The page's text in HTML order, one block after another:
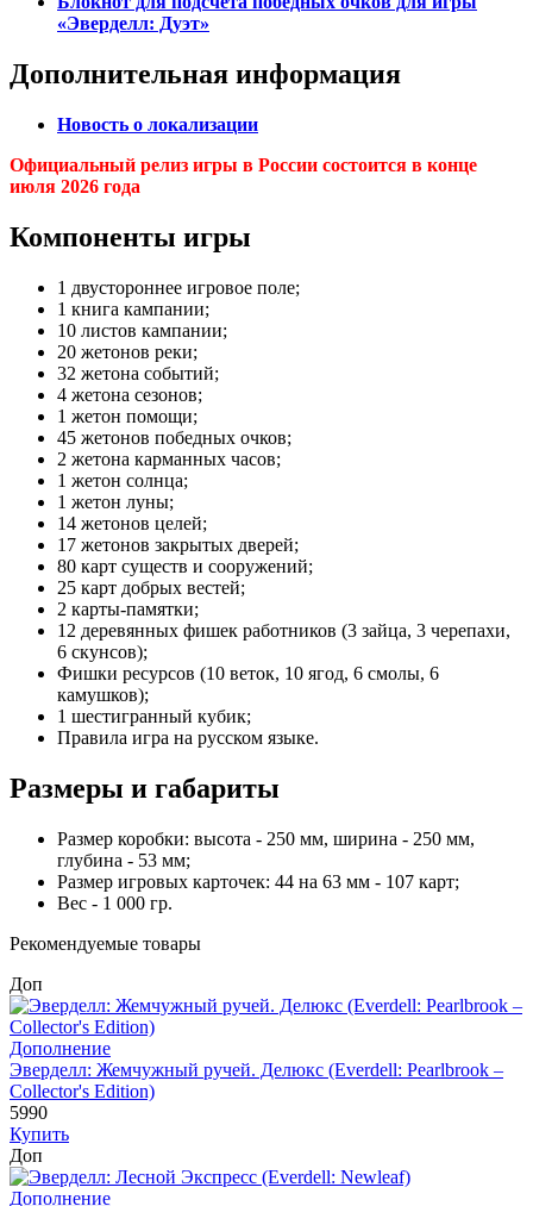
«Эверделл: Дуэт»
Дополнительная информация
Новость о локализации
Официальный релиз игры в России состоится в конце
июля 2026 года
Компоненты игры
1 двустороннее игровое поле;
1 книга кампании;
10 листов кампании;
20 жетонов реки;
32 жетона событий;
4 жетона сезонов;
1 жетон помощи;
45 жетонов победных очков;
2 жетона карманных часов;
1 жетон солнца;
1 жетон луны;
14 жетонов целей;
17 жетонов закрытых дверей;
80 карт существ и сооружений;
25 карт добрых вестей;
2 карты-памятки;
12 деревянных фишек работников (3 зайца, 3 черепахи,
6 скунсов);
Фишки ресурсов (10 веток, 10 ягод, 6 смолы, 6
камушков);
1 шестигранный кубик;
Правила игра на русском языке.
Размеры и габариты
Размер коробки: высота - 250 мм, ширина - 250 мм,
глубина - 53 мм;
Размер игровых карточек: 44 на 63 мм - 107 карт;
Вес - 1 000 гр.
Рекомендуемые товары
Доп
Дополнение
Эверделл: Жемчужный ручей. Делюкс (Everdell: Pearlbrook –
Collector's Edition)
5990
Купить
Доп
Дополнение